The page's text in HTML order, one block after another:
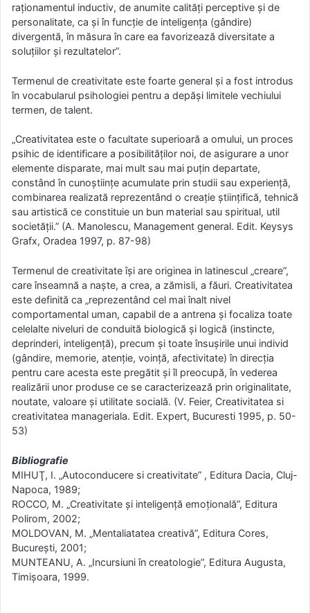
raționamentul inductiv, de anumite calităţi perceptive şi de
personalitate, ca şi în funcţie de inteligenţa (gândire)
divergentă, în măsura în care ea favorizează diversitate a
soluţiilor şi rezultatelor”.
Termenul de creativitate este foarte general şi a fost introdus
în vocabularul psihologiei pentru a depăşi limitele vechiului
termen, de talent.
„Creativitatea este o facultate superioară a omului, un proces
psihic de identificare a posibilităţilor noi, de asigurare a unor
elemente disparate, mai mult sau mai puţin departate,
constând în cunoştiinţe acumulate prin studii sau experienţă,
combinarea realizată reprezentând o creaţie ştiinţifică, tehnică
sau artistică ce constituie un bun material sau spiritual, util
societăţii.” (A. Manolescu, Management general. Edit. Keysys
Grafx, Oradea 1997, p. 87-98)
Termenul de creativitate îşi are originea in latinescul „creare”,
care înseamnă a naşte, a crea, a zămisli, a făuri. Creativitatea
este definită ca „reprezentând cel mai înalt nivel
comportamental uman, capabil de a antrena şi focaliza toate
celelalte niveluri de conduită biologică şi logică (instincte,
deprinderi, inteligenţă), precum şi toate însușirile unui individ
(gândire, memorie, atenţie, voinţă, afectivitate) în direcţia
pentru care acesta este pregătit şi îl preocupă, în vederea
realizării unor produse ce se caracterizează prin originalitate,
noutate, valoare şi utilitate socială. (V. Feier, Creativitatea si
creativitatea manageriala. Edit. Expert, Bucuresti 1995, p. 50-
53)
Bibliografie
MIHUŢ, I. „Autoconducere si creativitate” , Editura Dacia, Cluj-
Napoca, 1989;
ROCCO, M. „Creativitate și inteligență emoțională”, Editura
Polirom, 2002;
MOLDOVAN, M. „Mentaliatatea creativă”, Editura Cores,
București, 2001;
MUNTEANU, A. „Incursiuni în creatologie”, Editura Augusta,
Timişoara, 1999.